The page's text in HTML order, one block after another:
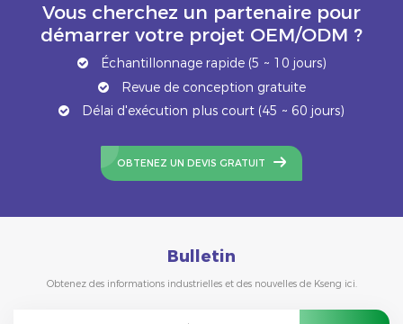
Vous cherchez un partenaire pour
démarrer votre projet OEM/ODM ?
Échantillonnage rapide (5 ~ 10 jours)
Revue de conception gratuite
Délai d'exécution plus court (45 ~ 60 jours)
OBTENEZ UN DEVIS GRATUIT
Bulletin
Obtenez des informations industrielles et des nouvelles de Kseng ici.